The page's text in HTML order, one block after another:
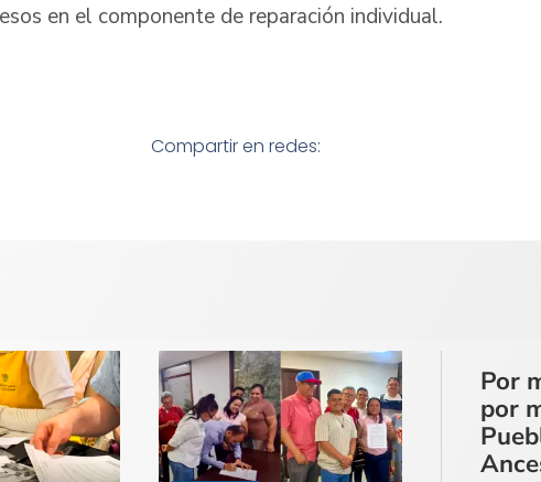
en el componente de reparación individual.
Compartir en redes:
Por
por